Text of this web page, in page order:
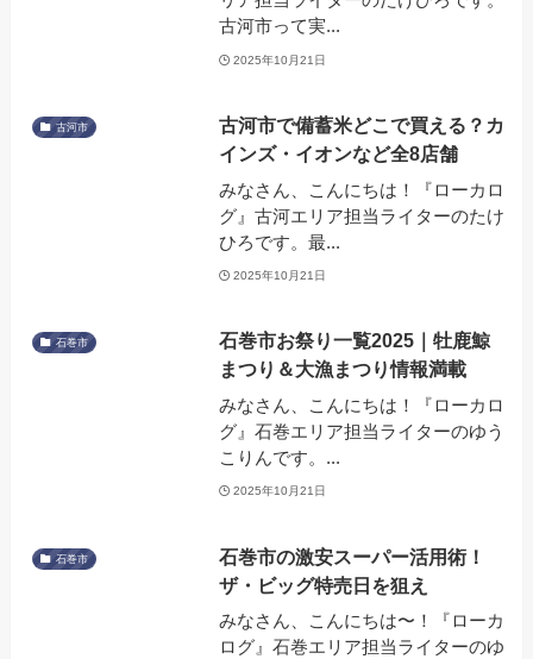
古河市って実...
2025年10月21日
古河市
古河市で備蓄米どこで買える？カ
インズ・イオンなど全8店舗
みなさん、こんにちは！『ローカロ
グ』古河エリア担当ライターのたけ
ひろです。最...
2025年10月21日
石巻市
石巻市お祭り一覧2025｜牡鹿鯨
まつり＆大漁まつり情報満載
みなさん、こんにちは！『ローカロ
グ』石巻エリア担当ライターのゆう
こりんです。...
2025年10月21日
石巻市
石巻市の激安スーパー活用術！
ザ・ビッグ特売日を狙え
みなさん、こんにちは〜！『ローカ
ログ』石巻エリア担当ライターのゆ